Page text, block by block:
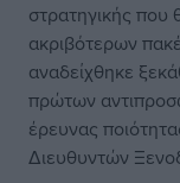
στρατηγικής
ακριβότερων
αναδείχθηκε
πρώτων
έρευνας
Διευθυντών